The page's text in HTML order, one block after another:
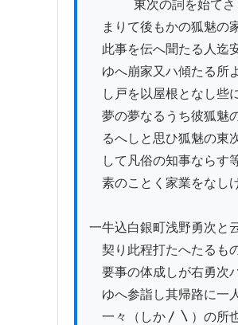
まりて後もかの狐魅の
此事を伝へ聞たる人迄
ゆへ崩家又ハ傾たる所
し戸を以屋根となし些
夢の夢なるうち彼狐魅
るへしと思ひ狐魅の東
して凡俗の知事ならす
素のことく家業をなし
一牛込白銀町浅野勇次と
契り此程打たへたるも
要事の体成しが右勇次
ゆへ参詣し其帰路に一
一々（しか〳〵）の所